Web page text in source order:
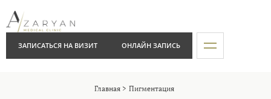
ЗАПИСАТЬСЯ НА ВИЗИТ ОНЛАЙН ЗАПИСЬ
Главная Пигментация